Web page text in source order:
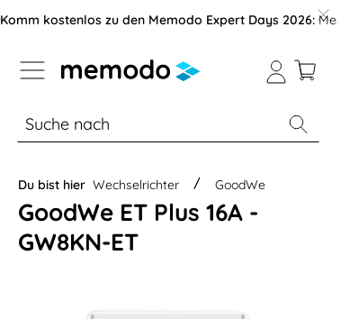
der B2B-Plattform springen
Komm kostenlos zu den Memodo Expert Days 2026:
% Sale Module Wechselrichter
Du bist hier Wechselrichter GoodWe
GoodWe ET Plus 16A -
GW8KN-ET